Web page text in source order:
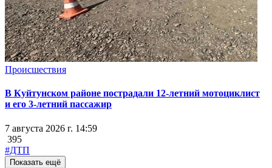
Происшествия
В Куйтунском районе пострадали 12-летний мотоциклист
и его 3-летний пассажир
7 августа 2026 г. 14:59
395
#ДТП
Показать ещё